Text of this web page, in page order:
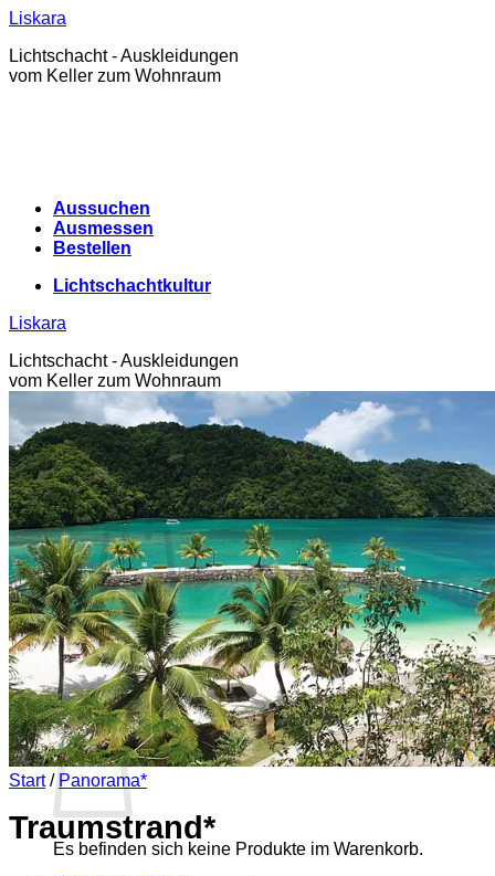
Zum
springen
Liskara
Lichtschacht - Auskleidungen
vom Keller zum Wohnraum
Aussuchen
Ausmessen
Bestellen
Lichtschachtkultur
Liskara
Lichtschacht - Auskleidungen
vom Keller zum Wohnraum
Lichtschachtkultur
Warenkorb /0,00€ 0
Es befinden sich keine Produkte im Warenkorb.
Zurück zum Shop
0
Warenkorb
Es befinden sich keine Produkte im Warenkorb.
Start / Panorama*
Traumstrand*